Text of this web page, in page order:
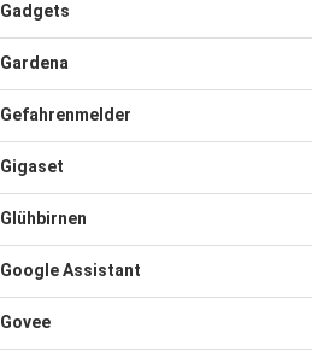
Gadgets
Gardena
Gefahrenmelder
Gigaset
Glühbirnen
Google Assistant
Govee